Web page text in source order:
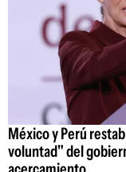
México y Perú
voluntad" del